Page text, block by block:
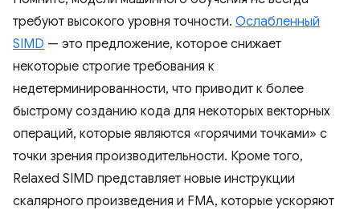
требуют высокого уровня точности. Ослабленный
SIMD — это предложение, которое снижает
некоторые строгие требования к
недетерминированности, что приводит к более
быстрому созданию кода для некоторых векторных
операций, которые являются «горячими точками» с
точки зрения производительности. Кроме того,
Relaxed SIMD представляет новые инструкции
скалярного произведения и FMA, которые ускоряют